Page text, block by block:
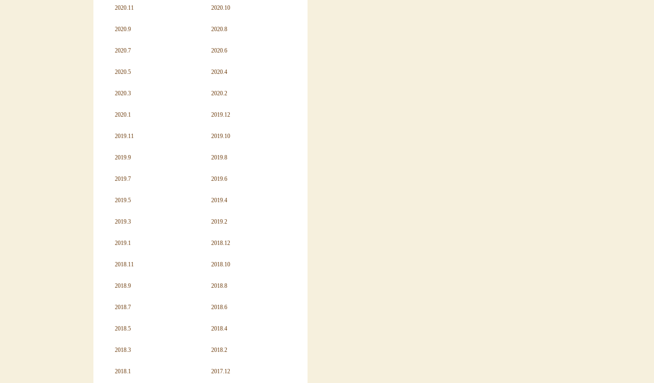
2020.11 2020.10
2020.9 2020.8
2020.7 2020.6
2020.5 2020.4
2020.3 2020.2
2020.1 2019.12
2019.11 2019.10
2019.9 2019.8
2019.7 2019.6
2019.5 2019.4
2019.3 2019.2
2019.1 2018.12
2018.11 2018.10
2018.9 2018.8
2018.7 2018.6
2018.5 2018.4
2018.3 2018.2
2018.1 2017.12